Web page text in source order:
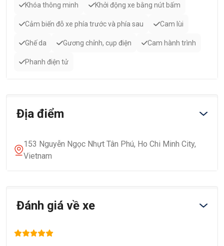
Khóa thông minh Khởi động xe bằng nút bấm
Cảm biến đỗ xe phía trước và phía sau Cam lùi
Ghế da Gương chỉnh, cụp điện Cam hành trình
Phanh điện tử
Địa điểm
153 Nguyễn Ngọc Nhựt Tân Phú, Ho Chi Minh City,
Vietnam
Đánh giá về xe